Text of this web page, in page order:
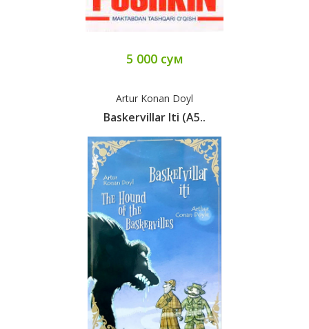
5 000 сум
Artur Konan Doyl
Baskervillar Iti (А5..